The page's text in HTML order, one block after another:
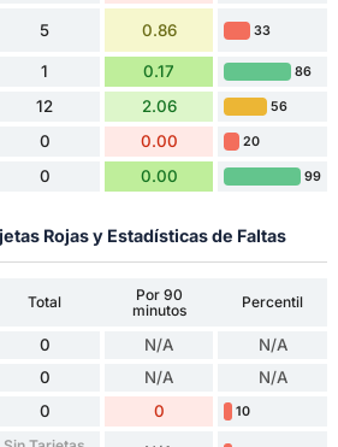
5 0.86 33
1 0.17 86
12 2.06 56
0 0.00 20
0 0.00 99
Rojas y Estadísticas de Faltas
Total
Por 90
minutos
Percentil
0 N/A N/A
0 N/A N/A
0 0 10